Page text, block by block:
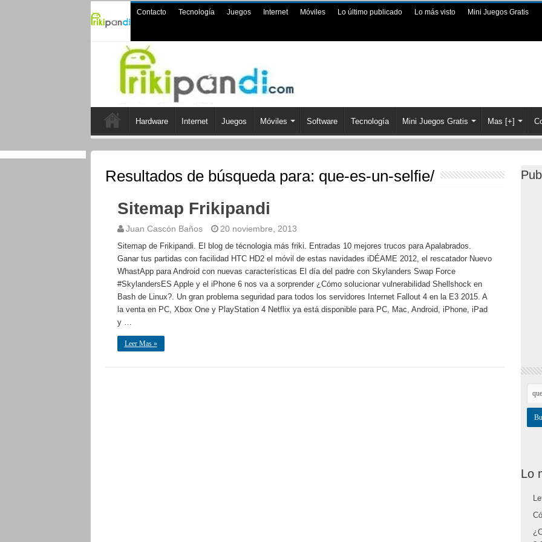
Contacto Tecnología Juegos Internet Móviles Lo último publicado Lo más visto Mini Juegos Gratis
Hardware Internet Juegos Móviles Software Tecnología Mini Juegos Gratis Mas [+]
Resultados de búsqueda para: que-es-un-selfie/
Sitemap Frikipandi
Juan Cascón Baños 20 noviembre, 2013
Sitemap de Frikipandi. El blog de técnologia más friki. Entradas 10 mejores trucos para Apalabrados.
Ganar tus partidas con facilidad HTC HD2 el móvil de estas navidades iDÉAME 2012, el rescatador Nuevo
WhastApp para Android con nuevas características El día del padre con Skylanders Swap Force
#SkylandersES Apple y el iPhone 6 nos va a sorprender ¿Cómo solucionar vulnerabilidad Shellshock en
Bash de Linux?. Un gran problema seguridad para todos los servidores Internet Fallout 4 en la E3 2015. A
la venta en PC, Xbox One y PlayStation 4 Netflix ya está disponible para PC, Mac, Android, iPhone, iPad
y …
Leer Mas »
Lo